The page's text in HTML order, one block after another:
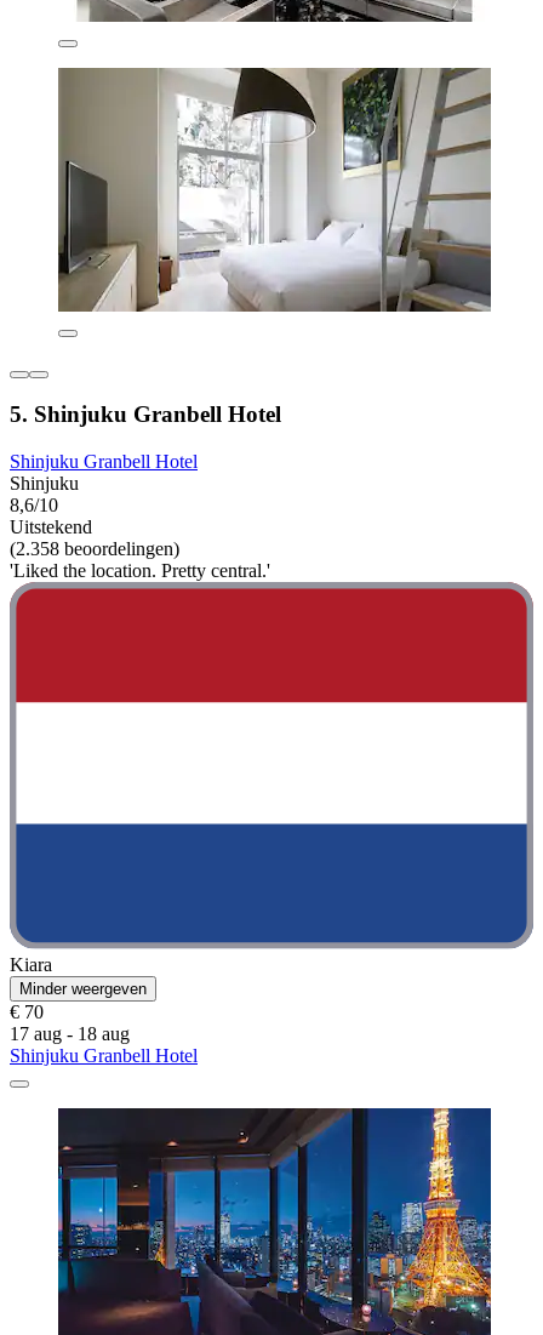
5. Shinjuku Granbell Hotel
Shinjuku Granbell Hotel
Shinjuku
8,6/10
Uitstekend
(2.358 beoordelingen)
'Liked the location. Pretty central.'
Kiara
Minder weergeven
€ 70
17 aug - 18 aug
Shinjuku Granbell Hotel